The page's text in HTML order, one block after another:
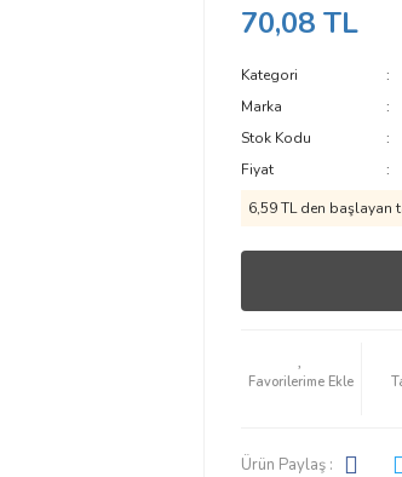
70,08 TL
Kategori
Marka
Stok Kodu
Fiyat
6,59 TL den başlayan
Ürün Paylaş :